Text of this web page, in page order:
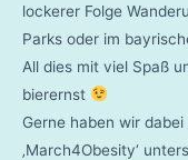
lockerer Folge
Parks oder im
All dies mit viel Spaß
bierernst
Gerne haben wir
‚March4Obesity‘